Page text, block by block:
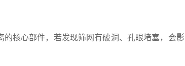
心部件，若发现筛网有破洞、孔眼堵塞，会影